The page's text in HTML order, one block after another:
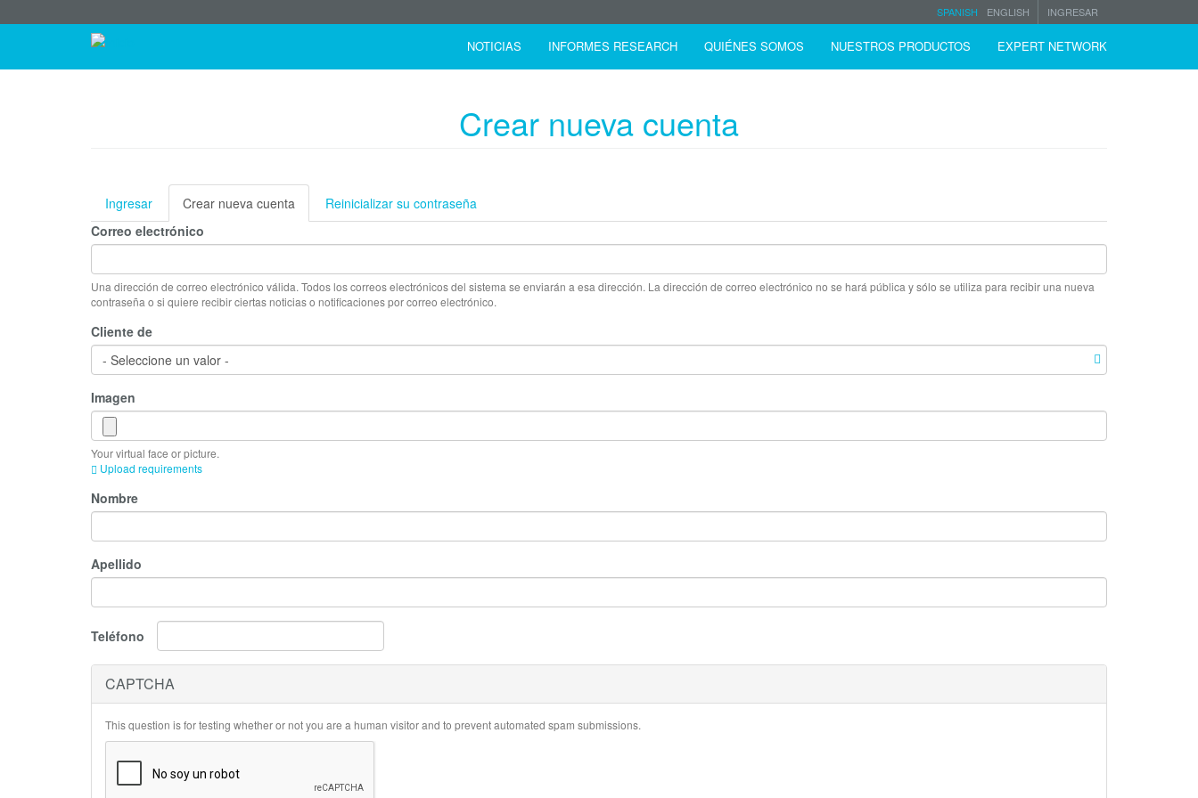
al
Menú
de
cuenta
INGRESAR
SPANISH ENGLISH
Navegación
principal
NOTICIAS INFORMES RESEARCH QUIÉNES SOMOS NUESTROS PRODUCTOS EXPERT NETWORK
Crear nueva cuenta
Solapas
principales
Ingresar Crear nueva cuenta (solapa
activa)
Reinicializar su contraseña
Correo electrónico
Una dirección de correo electrónico válida. Todos los correos electrónicos del sistema se enviarán a esa dirección. La dirección de correo electrónico no se hará pública y sólo se utiliza para recibir una nueva
contraseña o si quiere recibir ciertas noticias o notificaciones por correo electrónico.
Cliente de
Imagen
Your virtual face or picture.
Upload requirements
Nombre
Apellido
Teléfono
CAPTCHA
This question is for testing whether or not you are a human visitor and to prevent automated spam submissions.